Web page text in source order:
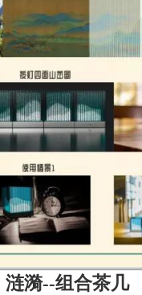
涟漪--组合茶几